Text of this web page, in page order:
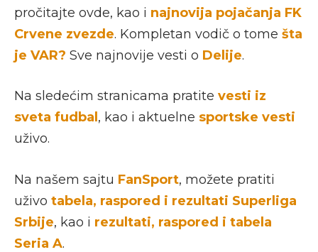
pročitajte ovde, kao i najnovija pojačanja FK
Crvene zvezde. Kompletan vodič o tome šta
je VAR? Sve najnovije vesti o Delije.
Na sledećim stranicama pratite vesti iz
sveta fudbal , kao i aktuelne sportske vesti
uživo.
Na našem sajtu FanSport, možete pratiti
uživo tabela, raspored i rezultati Superliga
Srbije, kao i rezultati, raspored i tabela
Seria A.